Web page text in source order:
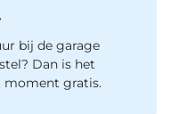
bij de garage
Dan is het
moment gratis.